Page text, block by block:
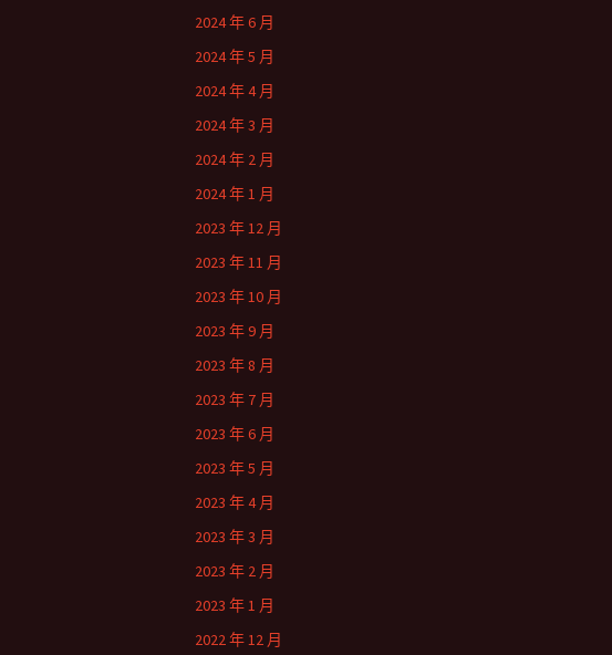
2024 年 6 月
2024 年 5 月
2024 年 4 月
2024 年 3 月
2024 年 2 月
2024 年 1 月
2023 年 12 月
2023 年 11 月
2023 年 10 月
2023 年 9 月
2023 年 8 月
2023 年 7 月
2023 年 6 月
2023 年 5 月
2023 年 4 月
2023 年 3 月
2023 年 2 月
2023 年 1 月
2022 年 12 月